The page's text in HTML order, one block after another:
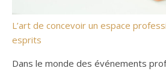
L’art de concevoir un espace
esprits
Dans le monde des événements